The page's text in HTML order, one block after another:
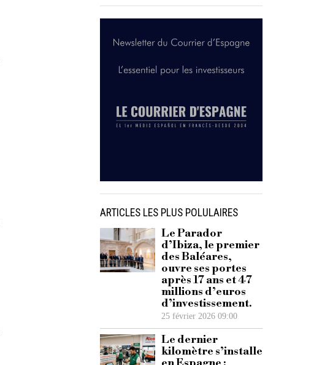
ARTICLES LES PLUS POLULAIRES
Le Parador
d’Ibiza, le premier
des Baléares,
ouvre ses portes
après 17 ans et 47
millions d’euros
d’investissement.
25 février 2026 09:00
Le dernier
kilomètre s’installe